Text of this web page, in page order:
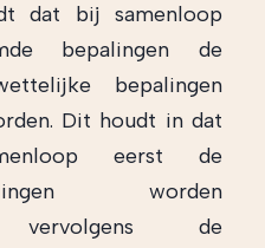
dat bij samenloop
bepalingen de
bepalingen
Dit houdt in dat
eerst de
worden
de